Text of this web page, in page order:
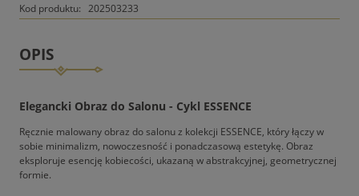
Kod produktu: 202503233
OPIS
Elegancki Obraz do Salonu - Cykl ESSENCE
Ręcznie malowany obraz do salonu z kolekcji ESSENCE, który łączy w
sobie minimalizm, nowoczesność i ponadczasową estetykę. Obraz
eksploruje esencję kobiecości, ukazaną w abstrakcyjnej, geometrycznej
formie.